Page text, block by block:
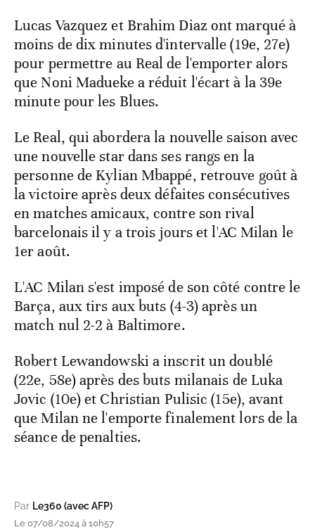
Lucas Vazquez et Brahim Diaz ont marqué à
moins de dix minutes d'intervalle (19e, 27e)
pour permettre au Real de l'emporter alors
que Noni Madueke a réduit l'écart à la 39e
minute pour les Blues.
Le Real, qui abordera la nouvelle saison avec
une nouvelle star dans ses rangs en la
personne de Kylian Mbappé, retrouve goût à
la victoire après deux défaites consécutives
en matches amicaux, contre son rival
barcelonais il y a trois jours et l'AC Milan le
1er août.
L'AC Milan s'est imposé de son côté contre le
Barça, aux tirs aux buts (4-3) après un
match nul 2-2 à Baltimore.
Robert Lewandowski a inscrit un doublé
(22e, 58e) après des buts milanais de Luka
Jovic (10e) et Christian Pulisic (15e), avant
que Milan ne l'emporte finalement lors de la
séance de penalties.
Par Le360 (avec AFP)
Le 07/08/2024 à 10h57